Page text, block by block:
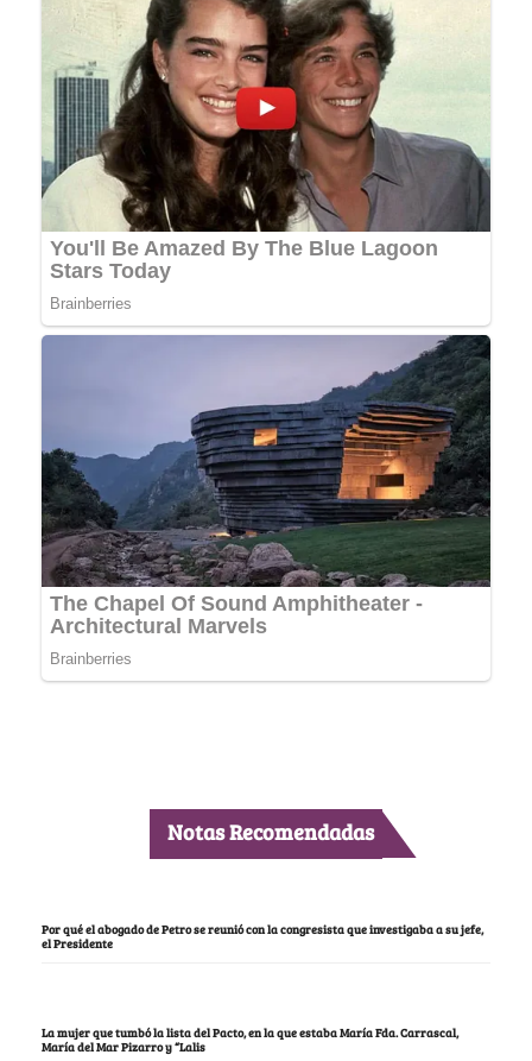
Notas Recomendadas
Por qué el abogado de Petro se reunió con la congresista que investigaba a su jefe,
el Presidente
La mujer que tumbó la lista del Pacto, en la que estaba María Fda. Carrascal,
María del Mar Pizarro y “Lalis